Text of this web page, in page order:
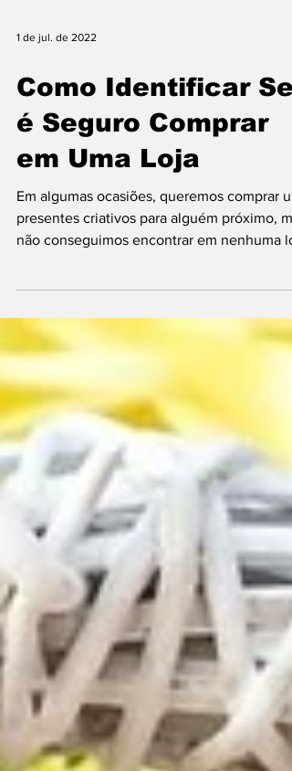
1 de jul. de 2022
Como Identificar Se
é Seguro Comprar
em Uma Loja
Em algumas ocasiões, queremos comprar
não conseguimos encontrar em nenhuma